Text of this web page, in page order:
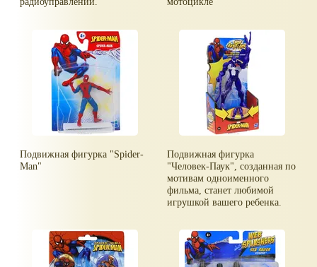
Подвижная фигурка "Spider-
Man"
Подвижная фигурка
"Человек-Паук", созданная по
мотивам одноименного
фильма, станет любимой
игрушкой вашего ребенка.